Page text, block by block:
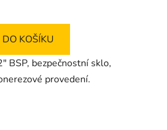
DO KOŠÍKU
BSP, bezpečnostní sklo,
provedení.